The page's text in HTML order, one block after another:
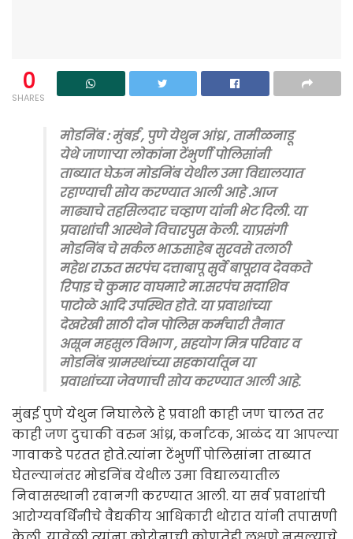
0
SHARES
मोडनिंब : मुंबई , पुणे येथुन आंध्र , तामीळनाडू
येथे जाणाऱ्या लोकांना टेंभुर्णी पोलिसांनी
ताब्यात घेऊन मोडनिंब येथील उमा विद्यालयात
रहाण्याची सोय करण्यात आली आहे .आज
माढ्याचे तहसिलदार चव्हाण यांनी भेट दिली. या
प्रवाशांची आस्थेने विचारपुस केली. याप्रसंगी
मोडनिंब चे सर्कल भाऊसाहेब सुरवसे तलाठी
महेश राऊत सरपंच दत्ताबापू सुर्वे बापूराव देवकते
रिपाइ चे कुमार वाघमारे मा.सरपंच सदाशिव
पाटोळे आदि उपस्थित होते. या प्रवाशांच्या
देखरेखी साठी दोन पोलिस कर्मचारी तैनात
असून महसुल विभाग , सहयोग मित्र परिवार व
मोडनिंब ग्रामस्थांच्या सहकार्यातून या
प्रवाशांच्या जेवणाची सोय करण्यात आली आहे.
मुंबई पुणे येथुन निघालेले हे प्रवाशी काही जण चालत तर
काही जण दुचाकी वरुन आंध्र, कर्नाटक, आळंद या आपल्या
गावाकडे परतत होते.त्यांना टेंभुर्णी पोलिसांना ताब्यात
घेतल्यानंतर मोडनिंब येथील उमा विद्यालयातील
निवासस्थानी रवानगी करण्यात आली. या सर्व प्रवाशांची
आरोग्यवर्धिनीचे वैद्यकीय आधिकारी थोरात यांनी तपासणी